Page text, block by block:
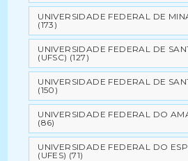
UNIVERSIDADE FEDERAL DE
(173)
UNIVERSIDADE FEDERAL DE
(UFSC) (127)
UNIVERSIDADE FEDERAL DE
(150)
UNIVERSIDADE FEDERAL DO
(86)
UNIVERSIDADE FEDERAL DO
(UFES) (71)